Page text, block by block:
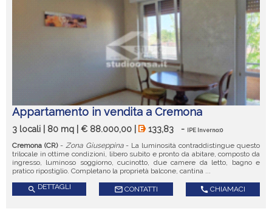
Appartamento in vendita a Cremona
3 locali | 80 mq | € 88.000,00 | 133,83 - IPE Inverno:0
Cremona (CR)- Zona Giuseppina- La luminosità contraddistingue questo
trilocale in ottime condizioni, libero subito e pronto da abitare, composto da
ingresso, luminoso soggiorno, cucinotto, due camere da letto, bagno e
pratico ripostiglio. Completano la proprietà balcone, cantina ...
search DETTAGLI mail_outline CONTATTI call CHIAMACI